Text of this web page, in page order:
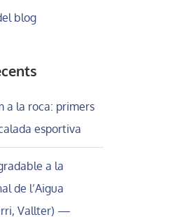
blog
a la roca: primers
esportiva
a la
de l’Aigua
Vallter) —